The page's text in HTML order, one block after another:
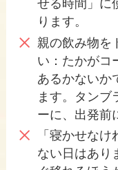
せる時間」に
ります。
親の飲み物を
い：たかがコ
あるかないか
ます。タンブ
ーに、出発前
「寝かせな
ない日はあり